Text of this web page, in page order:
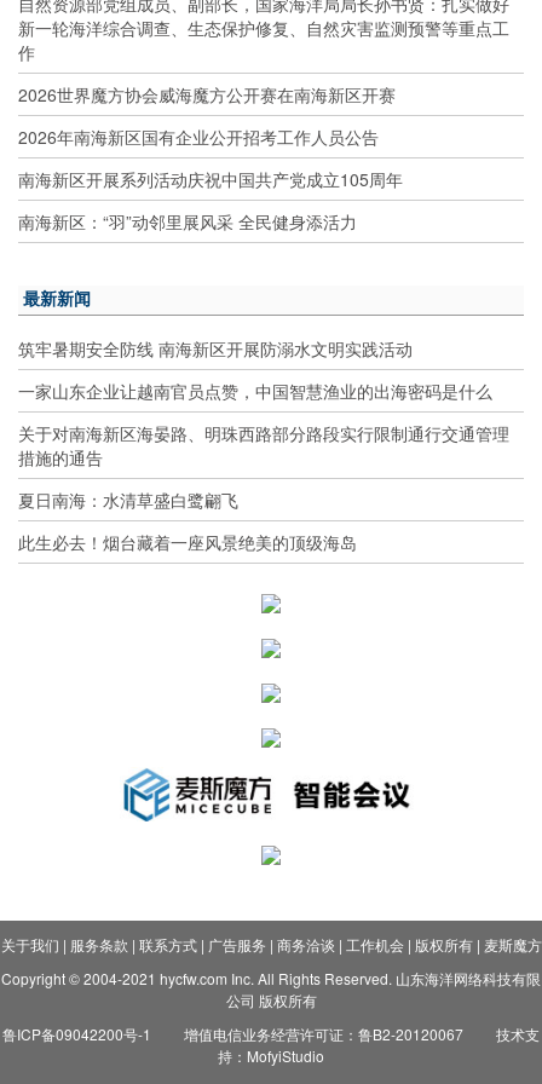
新一轮海洋综合调查、生态保护修复、自然灾害监测预警等重点工
作
2026世界魔方协会威海魔方公开赛在南海新区开赛
2026年南海新区国有企业公开招考工作人员公告
南海新区开展系列活动庆祝中国共产党成立105周年
南海新区：“羽”动邻里展风采 全民健身添活力
最新新闻
筑牢暑期安全防线 南海新区开展防溺水文明实践活动
一家山东企业让越南官员点赞，中国智慧渔业的出海密码是什么
关于对南海新区海晏路、明珠西路部分路段实行限制通行交通管理
措施的通告
夏日南海：水清草盛白鹭翩飞
此生必去！烟台藏着一座风景绝美的顶级海岛
关于我们 | 服务条款 | 联系方式| 广告服务 | 商务洽谈 | 工作机会| 版权所有| 麦斯魔方
Copyright © 2004-2021 hycfw.com Inc. All Rights Reserved. 山东海洋网络科技有限
公司 版权所有
鲁ICP备09042200号-1
增值电信业务经营许可证：鲁B2-20120067
技术支
持：MofyiStudio